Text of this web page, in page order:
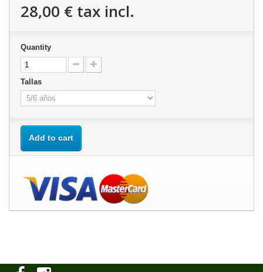
28,00 € tax incl.
Quantity
Tallas
Add to cart